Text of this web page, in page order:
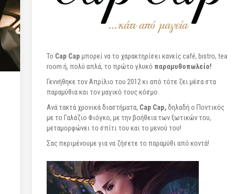
To Cap Cap μπορεί να το χαρακτηρίσει κανείς café, bistro, tea
room ή, πολύ απλά, το πρώτο γλυκό παραμυθοπωλείο!
Γεννήθηκε τον Απρίλιο του 2012 κι από τότε ζει μέσα στα
παραμύθια και τον μαγικό τους κόσμο.
Ανά τακτά χρονικά διαστήματα, Cap Cap, δηλαδή ο Ποντικός
με το Γαλάζιο Φιόγκο, με την βοήθεια των ξωτικών του,
μεταμορφώνει το σπίτι του και το μενού του!
Σας περιμένουμε για να ζήσετε το παραμύθι από κοντά!